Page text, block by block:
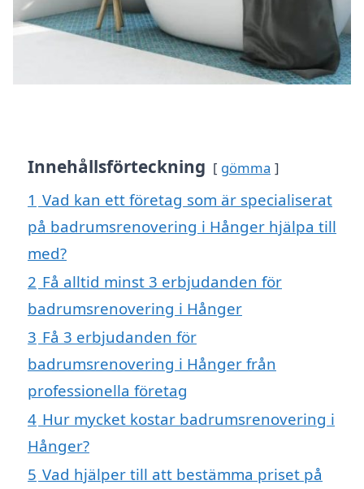
Innehållsförteckning gömma
1 Vad kan ett företag som är specialiserat
på badrumsrenovering i Hånger hjälpa till
med?
2 Få alltid minst 3 erbjudanden för
badrumsrenovering i Hånger
3 Få 3 erbjudanden för
badrumsrenovering i Hånger från
professionella företag
4 Hur mycket kostar badrumsrenovering i
Hånger?
5 Vad hjälper till att bestämma priset på